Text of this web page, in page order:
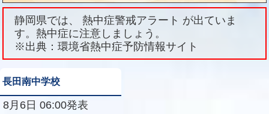
静岡県では、 熱中症警戒アラート が出ていま
す。熱中症に注意しましょう。
※出典：環境省熱中症予防情報サイト
長田南中学校
8月6日 06:00発表